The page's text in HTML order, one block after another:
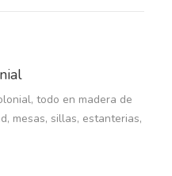
todo en madera de
mesas, sillas, estanterias,